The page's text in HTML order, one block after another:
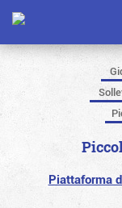
Piattaforma